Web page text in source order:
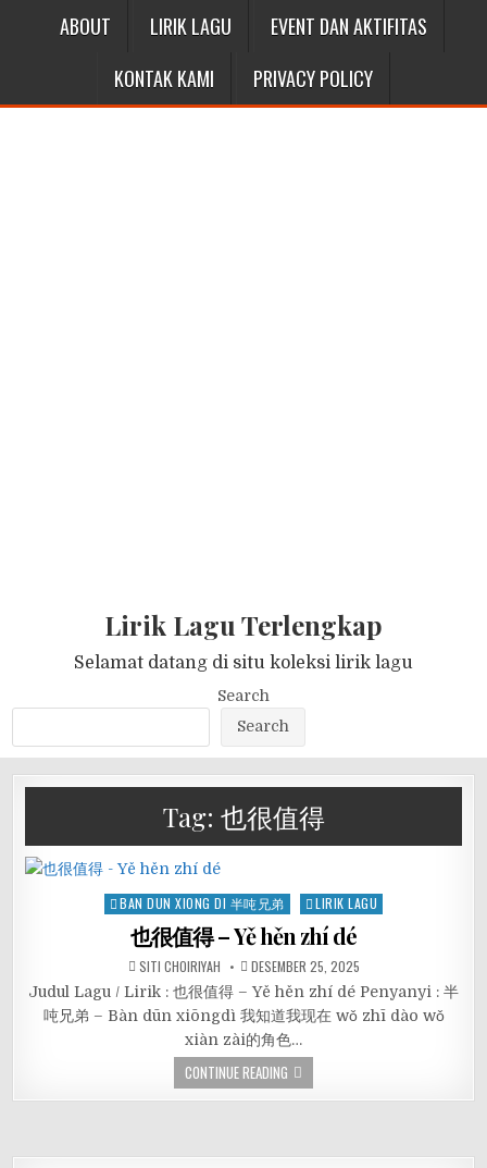
ABOUT LIRIK LAGU
EVENT DAN AKTIFITAS
KONTAK KAMI
PRIVACY POLICY
Lirik Lagu Terlengkap
Selamat datang di situ koleksi lirik lagu
Search
Search
Tag: 也很值得
Posted
BAN DUN XIONG DI 半吨兄弟 LIRIK LAGU
也很值得 – Yě hěn zhí dé
SITI CHOIRIYAH DESEMBER 25, 2025
Judul Lagu / Lirik : 也很值得 – Yě hěn zhí dé Penyanyi : 半
吨兄弟 – Bàn dūn xiōngdì 我知道我现在 wǒ zhī dào wǒ
xiàn zài的角色…
CONTINUE READING